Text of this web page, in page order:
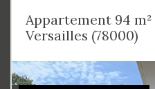
Appartement 94
Versailles (78000)